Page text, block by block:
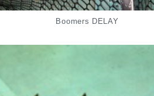
Boomers DELAY